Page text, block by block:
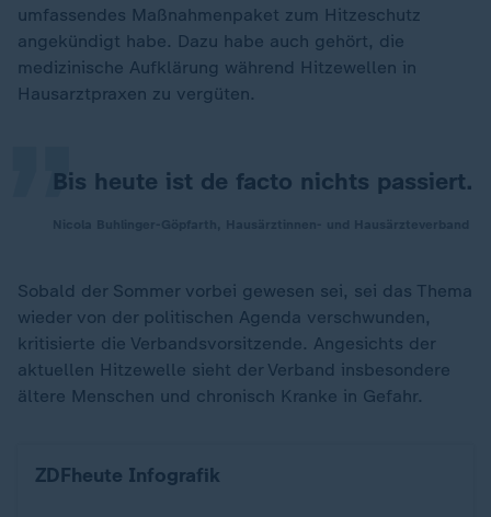
umfassendes Maßnahmenpaket zum Hitzeschutz
angekündigt habe. Dazu habe auch gehört, die
medizinische Aufklärung während Hitzewellen in
Hausarztpraxen zu vergüten.
Bis heute ist de facto nichts passiert.
„
Sobald der Sommer vorbei gewesen sei, sei das Thema
wieder von der politischen Agenda verschwunden,
kritisierte die Verbandsvorsitzende. Angesichts der
aktuellen Hitzewelle sieht der Verband insbesondere
ältere Menschen und chronisch Kranke in Gefahr.
ZDFheute Infografik